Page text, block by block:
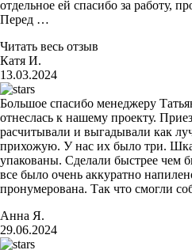
отдельное ей спасибо за работу,
Перед …
Читать весь отзыв
Катя И.
13.03.2024
Большое спасибо менеджеру
отнеслась к нашему проекту.
расчитывали и выгадывали как
прихожую. У нас их было три.
упакованы. Сделали быстрее чем
все было очень аккуратно
пронумерована. Так что смогли
Анна Я.
29.06.2024